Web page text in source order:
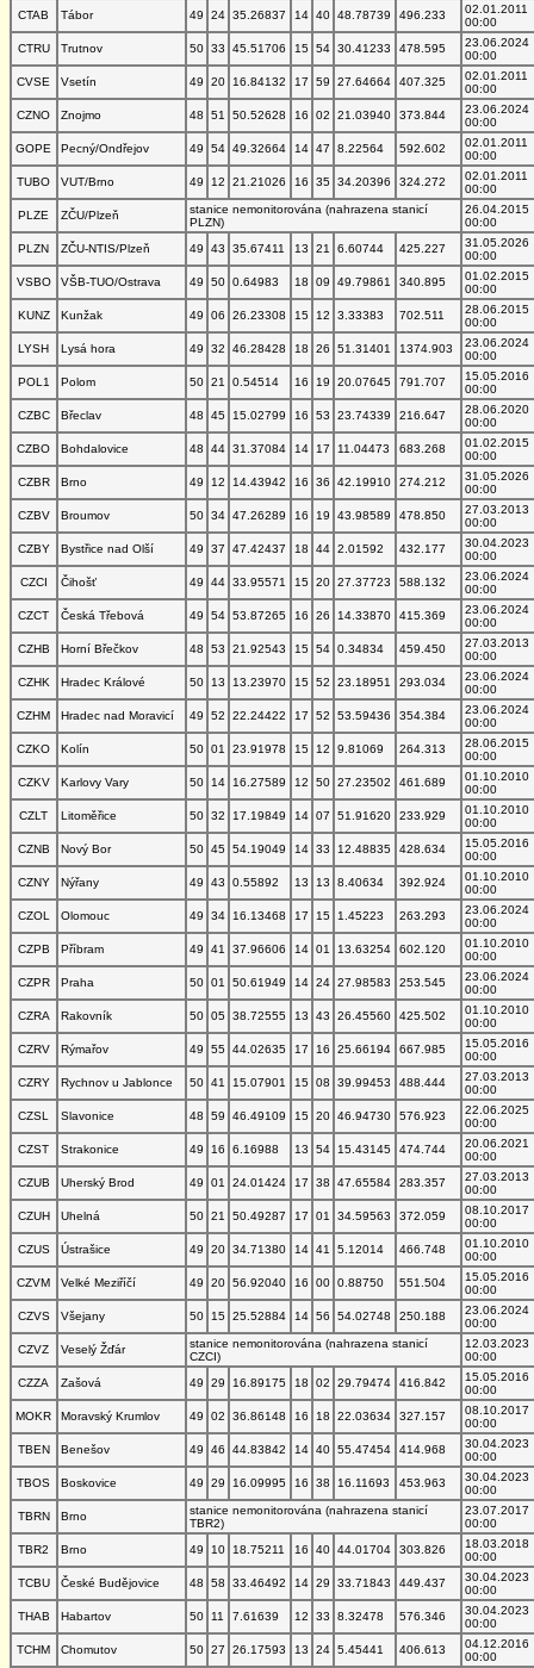
CTAB
Tábor 49 24 35.26837 14 40 48.78739 496.233
02.01.2011
00:00
CTRU
Trutnov 50 33 45.51706 15 54 30.41233 478.595
23.06.2024
00:00
CVSE
Vsetín 49 20 16.84132 17 59 27.64664 407.325
02.01.2011
00:00
CZNO
Znojmo 48 51 50.52628 16 02 21.03940 373.844
23.06.2024
00:00
GOPE
Pecný/Ondřejov 49 54 49.32664 14 47 8.22564 592.602
02.01.2011
00:00
TUBO
VUT/Brno 49 12 21.21026 16 35 34.20396 324.272
02.01.2011
00:00
PLZE
ZČU/Plzeň
stanice nemonitorována (nahrazena stanicí
PLZN)
26.04.2015
00:00
PLZN
ZČU-NTIS/Plzeň 49 43 35.67411 13 21 6.60744 425.227
31.05.2026
00:00
VSBO
VŠB-TUO/Ostrava 49 50 0.64983 18 09 49.79861 340.895
01.02.2015
00:00
KUNZ
Kunžak 49 06 26.23308 15 12 3.33383 702.511
28.06.2015
00:00
LYSH
Lysá hora 49 32 46.28428 18 26 51.31401 1374.903
23.06.2024
00:00
POL1
Polom 50 21 0.54514 16 19 20.07645 791.707
15.05.2016
00:00
CZBC
Břeclav 48 45 15.02799 16 53 23.74339 216.647
28.06.2020
00:00
CZBO
Bohdalovice 48 44 31.37084 14 17 11.04473 683.268
01.02.2015
00:00
CZBR
Brno 49 12 14.43942 16 36 42.19910 274.212
31.05.2026
00:00
CZBV
Broumov 50 34 47.26289 16 19 43.98589 478.850
27.03.2013
00:00
CZBY
Bystřice nad Olší 49 37 47.42437 18 44 2.01592 432.177
30.04.2023
00:00
CZCI
Čihošť 49 44 33.95571 15 20 27.37723 588.132
23.06.2024
00:00
CZCT
Česká Třebová 49 54 53.87265 16 26 14.33870 415.369
23.06.2024
00:00
CZHB
Horní Břečkov 48 53 21.92543 15 54 0.34834 459.450
27.03.2013
00:00
CZHK
Hradec Králové 50 13 13.23970 15 52 23.18951 293.034
23.06.2024
00:00
CZHM
Hradec nad Moravicí 49 52 22.24422 17 52 53.59436 354.384
23.06.2024
00:00
CZKO
Kolín 50 01 23.91978 15 12 9.81069 264.313
28.06.2015
00:00
CZKV
Karlovy Vary 50 14 16.27589 12 50 27.23502 461.689
01.10.2010
00:00
CZLT
Litoměřice 50 32 17.19849 14 07 51.91620 233.929
01.10.2010
00:00
CZNB
Nový Bor 50 45 54.19049 14 33 12.48835 428.634
15.05.2016
00:00
CZNY
Nýřany 49 43 0.55892 13 13 8.40634 392.924
01.10.2010
00:00
CZOL
Olomouc 49 34 16.13468 17 15 1.45223 263.293
23.06.2024
00:00
CZPB
Příbram 49 41 37.96606 14 01 13.63254 602.120
01.10.2010
00:00
CZPR
Praha 50 01 50.61949 14 24 27.98583 253.545
23.06.2024
00:00
CZRA
Rakovník 50 05 38.72555 13 43 26.45560 425.502
01.10.2010
00:00
CZRV
Rýmařov 49 55 44.02635 17 16 25.66194 667.985
15.05.2016
00:00
CZRY
Rychnov u Jablonce 50 41 15.07901 15 08 39.99453 488.444
27.03.2013
00:00
CZSL
Slavonice 48 59 46.49109 15 20 46.94730 576.923
22.06.2025
00:00
CZST
Strakonice 49 16 6.16988 13 54 15.43145 474.744
20.06.2021
00:00
CZUB
Uherský Brod 49 01 24.01424 17 38 47.65584 283.357
27.03.2013
00:00
CZUH
Uhelná 50 21 50.49287 17 01 34.59563 372.059
08.10.2017
00:00
CZUS
Ústrašice 49 20 34.71380 14 41 5.12014 466.748
01.10.2010
00:00
CZVM
Velké Meziříčí 49 20 56.92040 16 00 0.88750 551.504
15.05.2016
00:00
CZVS
Všejany 50 15 25.52884 14 56 54.02748 250.188
23.06.2024
00:00
CZVZ
Veselý Žďár
stanice nemonitorována (nahrazena stanicí
CZCI)
12.03.2023
00:00
CZZA
Zašová 49 29 16.89175 18 02 29.79474 416.842
15.05.2016
00:00
MOKR
Moravský Krumlov 49 02 36.86148 16 18 22.03634 327.157
08.10.2017
00:00
TBEN
Benešov 49 46 44.83842 14 40 55.47454 414.968
30.04.2023
00:00
TBOS
Boskovice 49 29 16.09995 16 38 16.11693 453.963
30.04.2023
00:00
TBRN
Brno
stanice nemonitorována (nahrazena stanicí
TBR2)
23.07.2017
00:00
TBR2
Brno 49 10 18.75211 16 40 44.01704 303.826
18.03.2018
00:00
TCBU
České Budějovice 48 58 33.46492 14 29 33.71843 449.437
30.04.2023
00:00
THAB
Habartov 50 11 7.61639 12 33 8.32478 576.346
30.04.2023
00:00
TCHM
Chomutov 50 27 26.17593 13 24 5.45441 406.613
04.12.2016
00:00